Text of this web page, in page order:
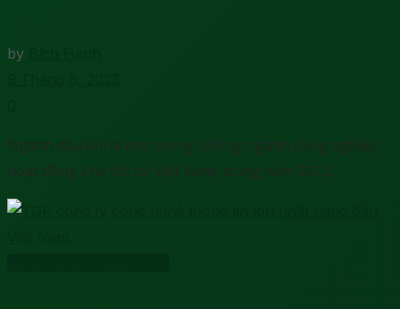
by
Ngành dầu khí là một trong những ngành công nghiệp
hoạt động khá tốt tại Việt Nam, trong năm 2022...